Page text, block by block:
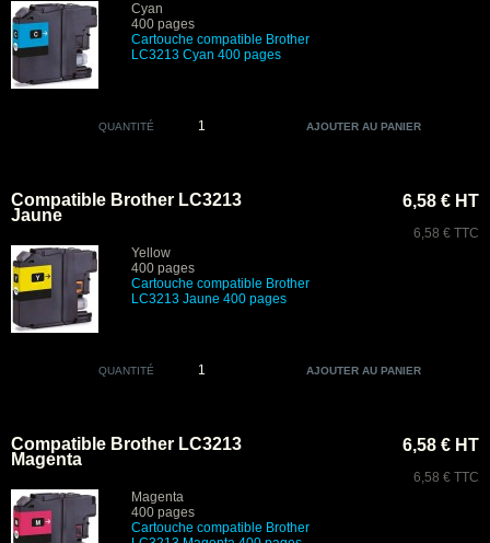
Cyan
400 pages
Cartouche compatible Brother
LC3213 Cyan 400 pages
QUANTITÉ
Compatible Brother LC3213
Jaune
Yellow
400 pages
Cartouche compatible Brother
LC3213 Jaune 400 pages
6,58 € HT
6,58 € TTC
QUANTITÉ
Compatible Brother LC3213
Magenta
Magenta
400 pages
Cartouche compatible Brother
6,58 € HT
6,58 € TTC